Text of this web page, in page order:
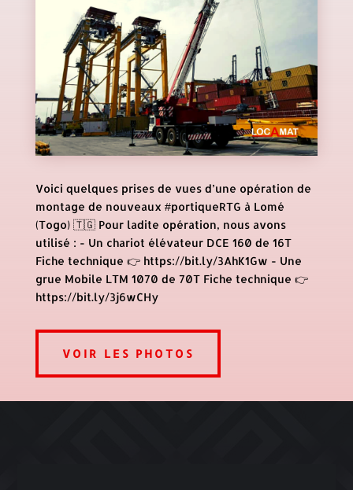
Voici quelques prises de vues d’une opération de
montage de nouveaux #portiqueRTG à Lomé
(Togo) 🇹🇬 Pour ladite opération, nous avons
utilisé : - Un chariot élévateur DCE 160 de 16T
Fiche technique 👉 https://bit.ly/3AhK1Gw - Une
grue Mobile LTM 1070 de 70T Fiche technique 👉
https://bit.ly/3j6wCHy
VOIR LES PHOTOS